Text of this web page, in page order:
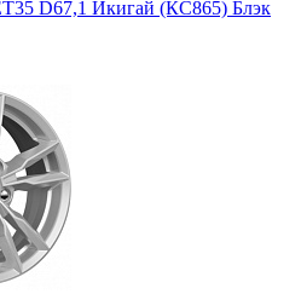
D67,1 Икигай (КС865) Блэк